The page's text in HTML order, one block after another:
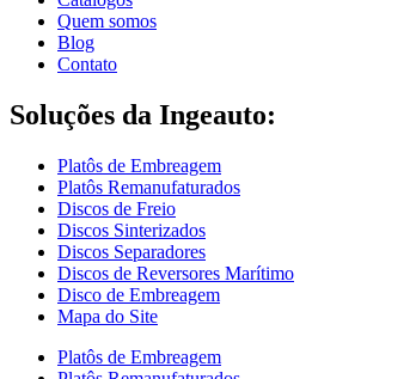
Quem somos
Blog
Contato
Soluções da Ingeauto:
Platôs de Embreagem
Platôs Remanufaturados
Discos de Freio
Discos Sinterizados
Discos Separadores
Discos de Reversores Marítimo
Disco de Embreagem
Mapa do Site
Platôs de Embreagem